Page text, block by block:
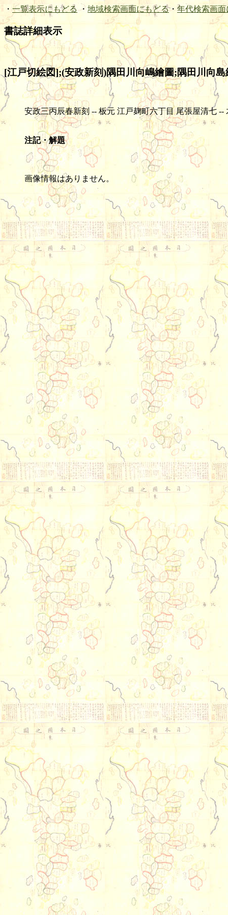
・ 一覧表示にもどる ・ 地域検索画面にもどる・ 年代検索画面
書誌詳細表示
[江戸切絵図];(安政新刻)隅田川向嶋繪圖;隅田川向
安政三丙辰春新刻 -- 板元 江戸麹町六丁目 尾張屋清七 --
注記・解題
画像情報はありません。